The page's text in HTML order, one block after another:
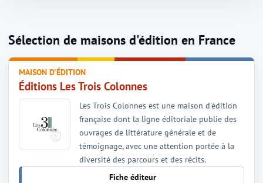
Sélection de maisons d'édition en France
MAISON D'ÉDITION
Éditions Les Trois Colonnes
Les Trois Colonnes est une maison d'édition
française dont la ligne éditoriale publie des
ouvrages de littérature générale et de
témoignage, avec une attention portée à la
diversité des parcours et des récits.
Fiche éditeur